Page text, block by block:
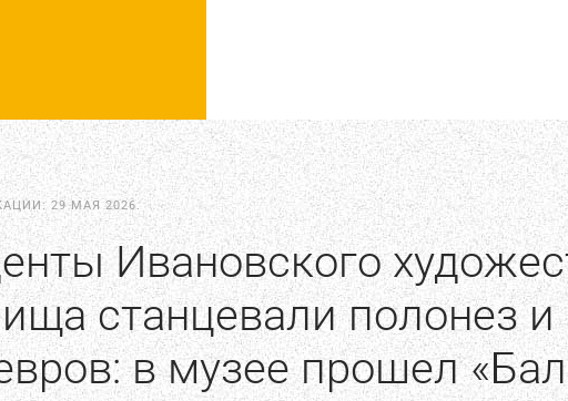
29 МАЯ 2026.
Ивановского
станцевали полонез и
в музее прошел